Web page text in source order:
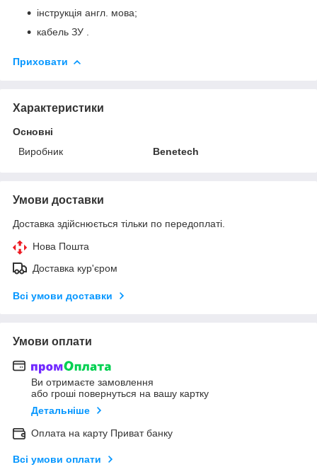
інструкція англ. мова;
кабель ЗУ .
Приховати
Характеристики
Основні
Виробник
Benetech
Умови доставки
Доставка здійснюється тільки по передоплаті.
Нова Пошта
Доставка кур'єром
Всі умови доставки
Умови оплати
Ви отримаєте замовлення
або гроші повернуться на вашу картку
Детальніше
Оплата на карту Приват банку
Всі умови оплати